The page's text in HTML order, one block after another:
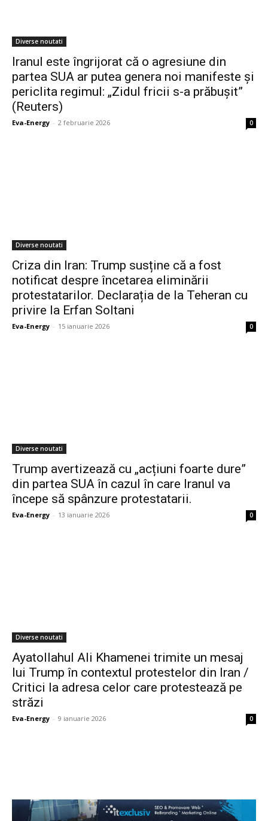
Diverse noutati
Iranul este îngrijorat că o agresiune din
partea SUA ar putea genera noi manifeste și
periclita regimul: „Zidul fricii s-a prăbușit”
(Reuters)
Eva-Energy - 2 februarie 2026 0
Diverse noutati
Criza din Iran: Trump susține că a fost
notificat despre încetarea eliminării
protestatarilor. Declarația de la Teheran cu
privire la Erfan Soltani
Eva-Energy - 15 ianuarie 2026 0
Diverse noutati
Trump avertizează cu „acțiuni foarte dure”
din partea SUA în cazul în care Iranul va
începe să spânzure protestatarii.
Eva-Energy - 13 ianuarie 2026 0
Diverse noutati
Ayatollahul Ali Khamenei trimite un mesaj
lui Trump în contextul protestelor din Iran /
Critici la adresa celor care protestează pe
străzi
Eva-Energy - 9 ianuarie 2026 0